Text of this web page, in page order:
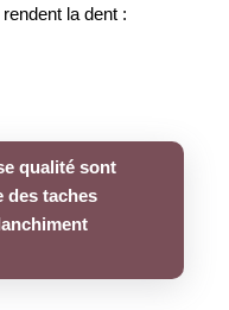
la dent :
qualité sont
des taches